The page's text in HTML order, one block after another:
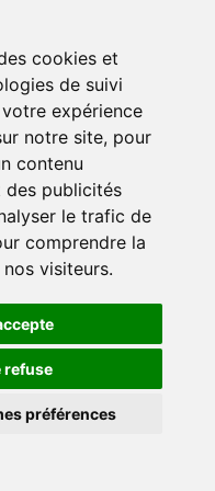
cookies et
de suivi
expérience
notre site, pour
contenu
des publicités
le trafic de
comprendre la
visiteurs.
refuse
préférences